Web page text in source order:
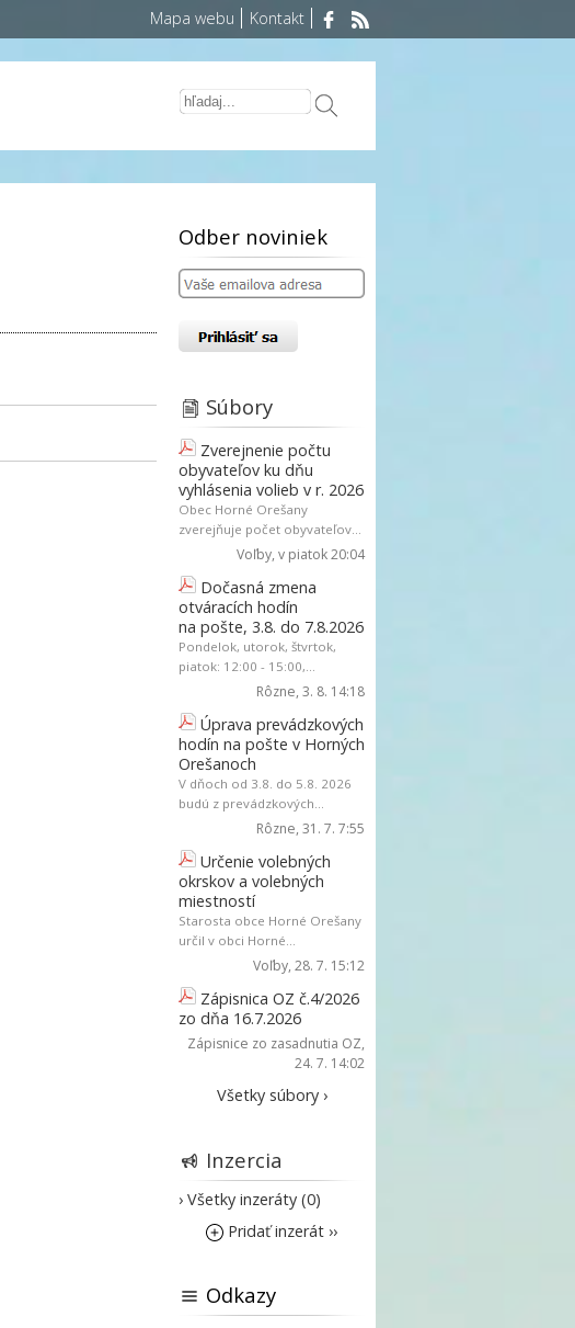
Mapa webu Kontakt
Odber noviniek
Súbory
Zverejnenie počtu
obyvateľov ku dňu
vyhlásenia volieb v r. 2026
Obec Horné Orešany
zverejňuje počet obyvateľov...
Voľby, v piatok 20:04
Dočasná zmena
otváracích hodín
na pošte, 3.8. do 7.8.2026
Pondelok, utorok, štvrtok,
piatok: 12:00 - 15:00,...
Rôzne, 3. 8. 14:18
Úprava prevádzkových
hodín na pošte v Horných
Orešanoch
V dňoch od 3.8. do 5.8. 2026
budú z prevádzkových...
Rôzne, 31. 7. 7:55
Určenie volebných
okrskov a volebných
miestností
Starosta obce Horné Orešany
určil v obci Horné...
Voľby, 28. 7. 15:12
Zápisnica OZ č.4/2026
zo dňa 16.7.2026
Zápisnice zo zasadnutia OZ,
24. 7. 14:02
Všetky súbory ›
Inzercia
› Všetky inzeráty (0)
Pridať inzerát ››
Odkazy